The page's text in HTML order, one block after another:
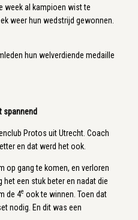
week al kampioen wist te
weer hun wedstrijd gewonnen.
hun welverdiende medaille
spannend
Protos uit Utrecht. Coach
en dat werd het ook.
op gang te komen, en verloren
het een stuk beter en nadat die
de 4e ook te winnen. Toen dat
nodig. En dit was een